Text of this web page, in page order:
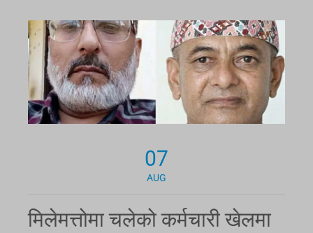
07
AUG
मिलेमत्तोमा चलेको कर्मचारी खेलमा